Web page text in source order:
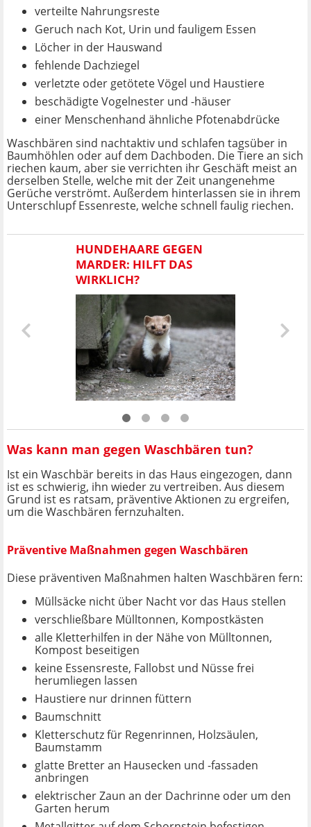
verteilte Nahrungsreste
Geruch nach Kot, Urin und fauligem Essen
Löcher in der Hauswand
fehlende Dachziegel
verletzte oder getötete Vögel und Haustiere
beschädigte Vogelnester und -häuser
einer Menschenhand ähnliche Pfotenabdrücke
Waschbären sind nachtaktiv und schlafen tagsüber in
Baumhöhlen oder auf dem Dachboden. Die Tiere an sich
riechen kaum, aber sie verrichten ihr Geschäft meist an
derselben Stelle, welche mit der Zeit unangenehme
Gerüche verströmt. Außerdem hinterlassen sie in ihrem
Unterschlupf Essenreste, welche schnell faulig riechen.
HUNDEHAARE GEGEN
MARDER: HILFT DAS
WIRKLICH?
Was kann man gegen Waschbären tun?
Ist ein Waschbär bereits in das Haus eingezogen, dann
ist es schwierig, ihn wieder zu vertreiben. Aus diesem
Grund ist es ratsam, präventive Aktionen zu ergreifen,
um die Waschbären fernzuhalten.
Präventive Maßnahmen gegen Waschbären
Diese präventiven Maßnahmen halten Waschbären fern:
Müllsäcke nicht über Nacht vor das Haus stellen
verschließbare Mülltonnen, Kompostkästen
alle Kletterhilfen in der Nähe von Mülltonnen,
Kompost beseitigen
keine Essensreste, Fallobst und Nüsse frei
herumliegen lassen
Haustiere nur drinnen füttern
Baumschnitt
Kletterschutz für Regenrinnen, Holzsäulen,
Baumstamm
glatte Bretter an Hausecken und -fassaden
anbringen
elektrischer Zaun an der Dachrinne oder um den
Garten herum